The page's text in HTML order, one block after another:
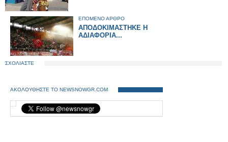
ΕΠΟΜΕΝΟ ΑΡΘΡΟ
ΑΠΟΔΟΚΙΜΑΣΤΗΚΕ Η
ΑΔΙΑΦΟΡΙΑ...
ΣΧΟΛΙΑΣΤΕ
ΑΚΟΛΟΥΘΗΣΤΕ ΤΟ NEWSNOWGR.COM